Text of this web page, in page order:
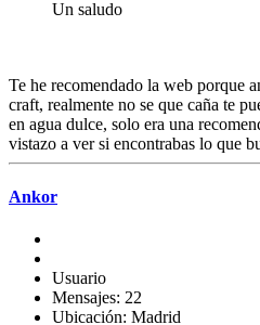
Un saludo
Te he recomendado la web porque
craft, realmente no se que caña te
en agua dulce, solo era una
vistazo a ver si encontrabas lo que
Ankor
Usuario
Mensajes: 22
Ubicación: Madrid